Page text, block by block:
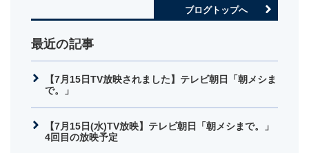
ブログトップへ
最近の記事
【7月15日TV放映されました】テレビ朝日「朝メシま
で。」
【7月15日(水)TV放映】テレビ朝日「朝メシまで。」
4回目の放映予定